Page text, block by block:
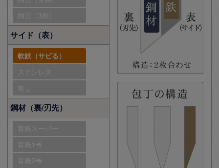
両刃（3枚）
サイド（表）
軟鉄（サビる）
ステンレス
無し
鋼材（裏/刃先）
青紙スーパー
青紙1号
青紙2号